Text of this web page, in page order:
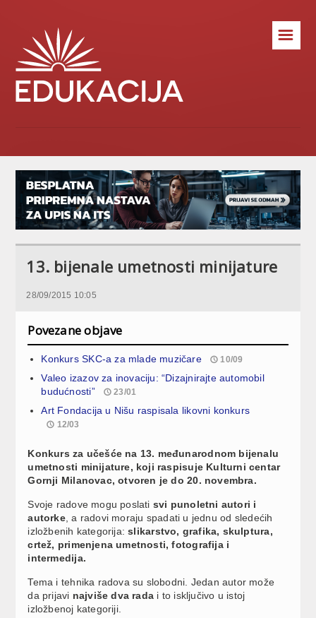
☰
13. bijenale umetnosti minijature
28/09/2015 10:05
Povezane objave
Konkurs SKC-a za mlade muzičare 10/09
Valeo izazov za inovaciju: “Dizajnirajte automobil
budućnosti”
23/01
Art Fondacija u Nišu raspisala likovni konkurs
12/03
Konkurs za učešće na 13. međunarodnom bijenalu
umetnosti minijature, koji raspisuje Kulturni centar
Gornji Milanovac, otvoren je do 20. novembra.
Svoje radove mogu poslati svi punoletni autori i
autorke, a radovi moraju spadati u jednu od sledećih
izložbenih kategorija: slikarstvo, grafika, skulptura,
crtež, primenjena umetnosti, fotografija i
intermedija.
Tema i tehnika radova su slobodni. Jedan autor može
da prijavi najviše dva rada i to isključivo u istoj
izložbenoj kategoriji.